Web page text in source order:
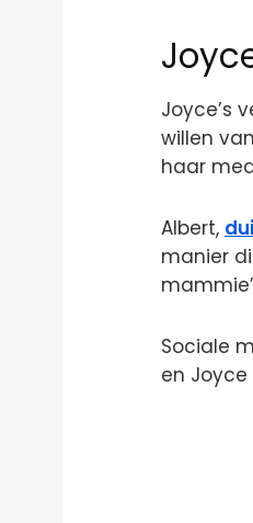
Joyce’s
willen
haar
Albert,
manier
Sociale
en Joyce